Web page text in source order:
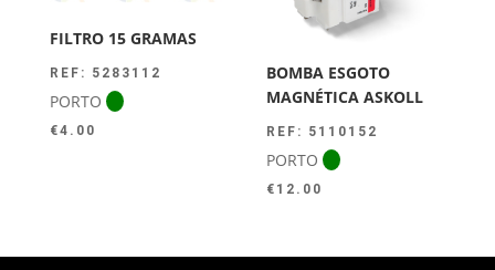
FILTRO 15 GRAMAS
REF: 5283112
PORTO
€4.00
BOMBA ESGOTO
MAGNÉTICA ASKOLL
REF: 5110152
PORTO
€ 12.00